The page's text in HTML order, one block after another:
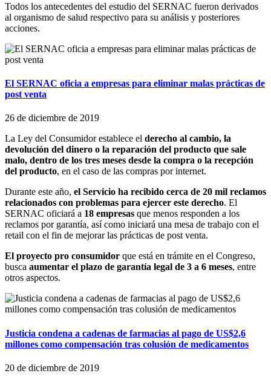
Todos los antecedentes del estudio del SERNAC fueron derivados
al organismo de salud respectivo para su análisis y posteriores
acciones.
El SERNAC oficia a empresas para eliminar malas prácticas de
post venta
26 de diciembre de 2019
La Ley del Consumidor establece el derecho al cambio, la
devolución del dinero o la reparación del producto que sale
malo, dentro de los tres meses desde la compra o la recepción
del producto, en el caso de las compras por internet.
Durante este año, el Servicio ha recibido cerca de 20 mil reclamos
relacionados con problemas para ejercer este derecho. El
SERNAC oficiará a 18 empresas que menos responden a los
reclamos por garantía, así como iniciará una mesa de trabajo con el
retail con el fin de mejorar las prácticas de post venta.
El proyecto pro consumidor que está en trámite en el Congreso,
busca aumentar el plazo de garantía legal de 3 a 6 meses, entre
otros aspectos.
Justicia condena a cadenas de farmacias al pago de US$2,6
millones como compensación tras colusión de medicamentos
20 de diciembre de 2019